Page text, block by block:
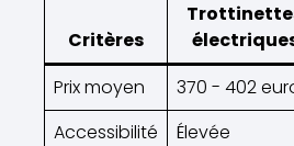
Critères
Prix moyen
370 - 402
Accessibilité
Élevée